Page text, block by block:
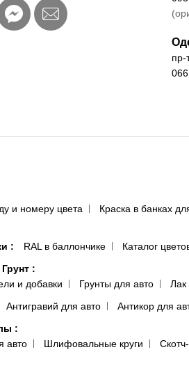
пр-
и номеру цвета
Краска в банках
: RAL в баллончике Каталог
:
и добавки
Грунты для авто Лак
Антигравий для авто Антикор для
:
авто
Шлифовальные круги